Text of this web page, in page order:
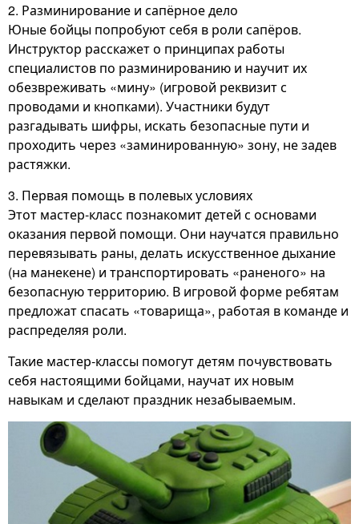
2. Разминирование и сапёрное дело
Юные бойцы попробуют себя в роли сапёров.
Инструктор расскажет о принципах работы
специалистов по разминированию и научит их
обезвреживать «мину» (игровой реквизит с
проводами и кнопками). Участники будут
разгадывать шифры, искать безопасные пути и
проходить через «заминированную» зону, не задев
растяжки.
3. Первая помощь в полевых условиях
Этот мастер-класс познакомит детей с основами
оказания первой помощи. Они научатся правильно
перевязывать раны, делать искусственное дыхание
(на манекене) и транспортировать «раненого» на
безопасную территорию. В игровой форме ребятам
предложат спасать «товарища», работая в команде и
распределяя роли.
Такие мастер-классы помогут детям почувствовать
себя настоящими бойцами, научат их новым
навыкам и сделают праздник незабываемым.